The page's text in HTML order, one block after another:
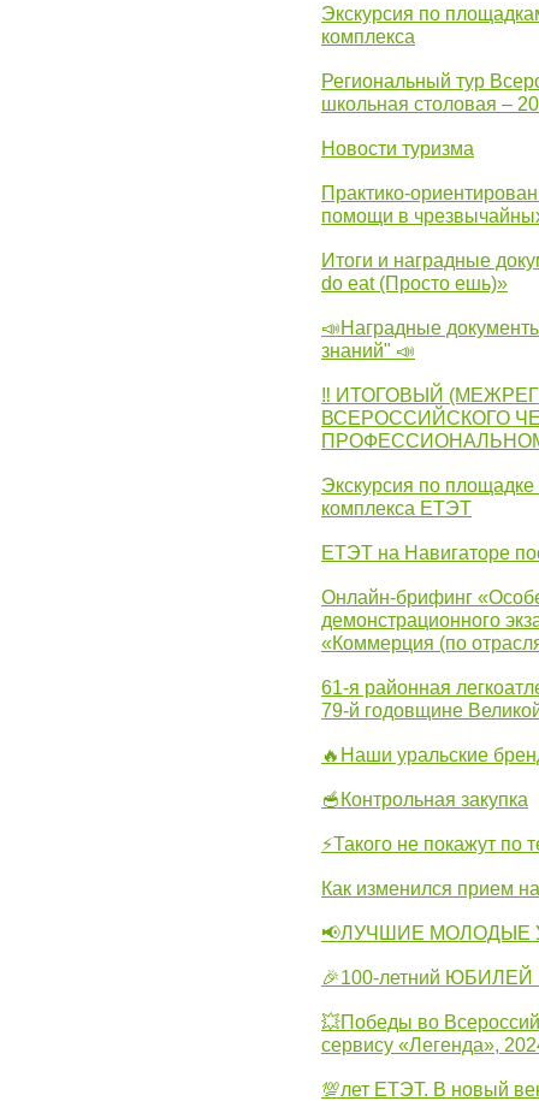
Экскурсия по
комплекса
Региональный тур
школьная столовая –
Новости туризма
Практико-
помощи в
Итоги и наградные
do eat (Просто ешь)»
📣Наградные
знаний" 📣
‼ ИТОГОВЫЙ
ВСЕРОССИЙСКОГО
Экскурсия по
комплекса ЕТЭТ
ЕТЭТ на Навигаторе
Онлайн-брифинг
демонстрационного
«Коммерция (по
61-я районная
79-й годовщине
🔥Наши уральские
🥣Контрольная закупка
⚡Такого не покажут по
Как изменился прием
📢ЛУЧШИЕ МОЛОДЫЕ
🎉100-летний ЮБИЛЕЙ
💥Победы во
сервису «Легенда»,
💯лет ЕТЭТ. В новый